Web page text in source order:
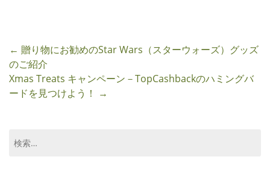
Post
navigation
← 贈り物にお勧めのStar Wars（スターウォーズ）グッズ
のご紹介
Xmas Treats キャンペーン－TopCashbackのハミングバ
ードを見つけよう！
→
索: